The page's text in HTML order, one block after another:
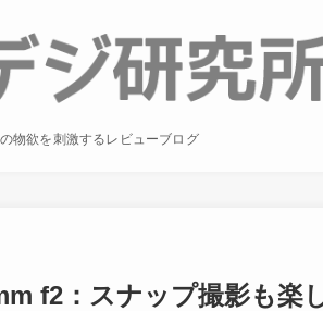
物欲を刺激するレビューブログ
f2：スナップ撮影も楽